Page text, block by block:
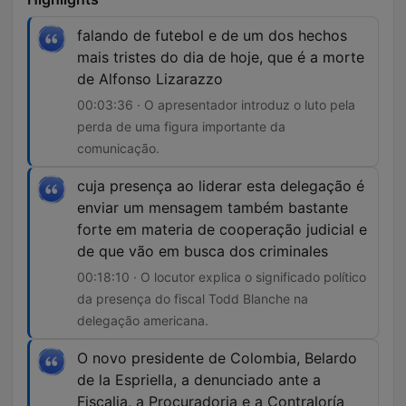
falando de futebol e de um dos hechos
mais tristes do dia de hoje, que é a morte
de Alfonso Lizarazzo
00:03:36 · O apresentador introduz o luto pela
perda de uma figura importante da
comunicação.
cuja presença ao liderar esta delegação é
enviar um mensagem também bastante
forte em materia de cooperação judicial e
de que vão em busca dos criminales
00:18:10 · O locutor explica o significado político
da presença do fiscal Todd Blanche na
delegação americana.
O novo presidente de Colombia, Belardo
de la Espriella, a denunciado ante a
Fiscalia, a Procuradoria e a Contraloría